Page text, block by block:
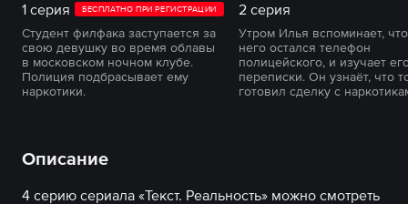
1 серия БЕСПЛАТНО ПРИ РЕГИСТРАЦИИ
Студент филфака заступается за
свою девушку во время облавы
в московском ночном клубе.
Полиция подбрасывает ему
наркотики.
2 серия
Утром Илья вспоминает,
него остался телефон
полицейского, и изучает
переписки. Он узнаёт, что
готовил сделку с
Описание
4 серию сериала «Текст. Реальность» можно смотреть